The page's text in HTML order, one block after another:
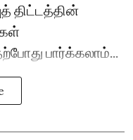
திட்டத்தின்
பார்க்கலாம்...